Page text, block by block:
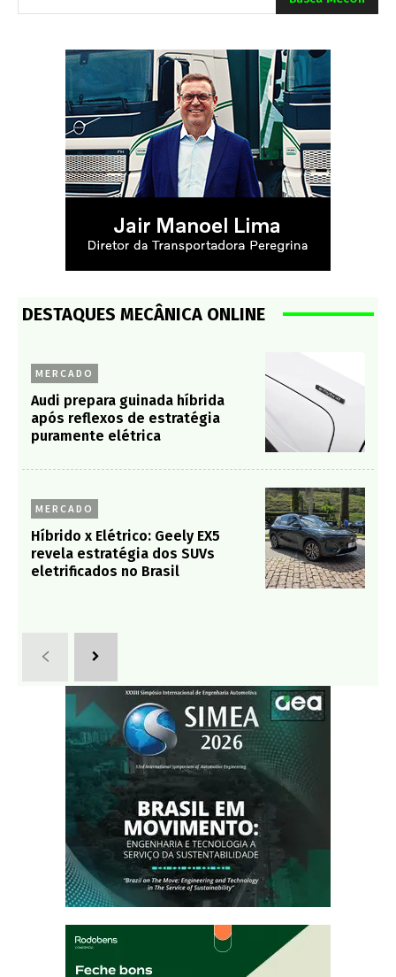
DESTAQUES MECÂNICA ONLINE
MERCADO
Audi prepara guinada híbrida
após reflexos de estratégia
puramente elétrica
MERCADO
Híbrido x Elétrico: Geely EX5
revela estratégia dos SUVs
eletrificados no Brasil